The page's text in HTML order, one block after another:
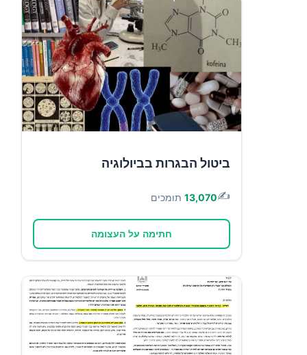
ביטול הבגרות בביולוגיה
✍️
13,070 תומכים
חתימה על העצומה